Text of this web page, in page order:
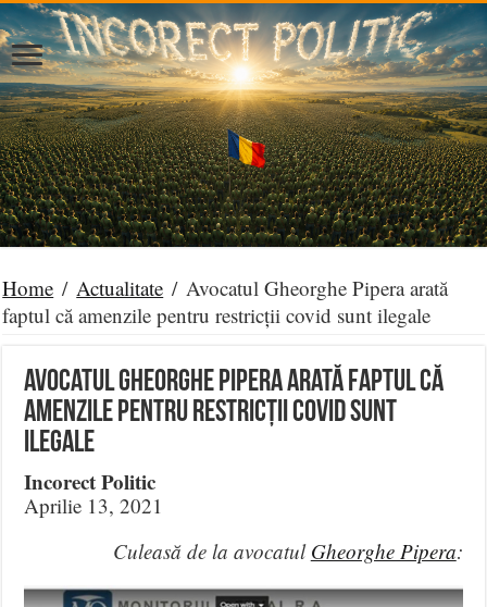
Home / Actualitate / Avocatul Gheorghe Pipera arată
faptul că amenzile pentru restricții covid sunt ilegale
Avocatul Gheorghe Pipera arată faptul că
amenzile pentru restricții covid sunt
ilegale
Incorect Politic
Aprilie 13, 2021
Culeasă de la avocatul Gheorghe Pipera: